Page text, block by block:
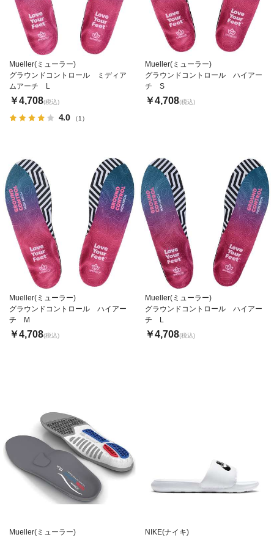
4.0 （1）
Mueller(ミューラー)
グラウンドコントロール ミディア
ムアーチ L
￥4,708(税込)
Mueller(ミューラー)
グラウンドコントロール ハイアー
チ S
￥4,708(税込)
Mueller(ミューラー)
グラウンドコントロール ハイアー
チ M
￥4,708(税込)
Mueller(ミューラー)
グラウンドコントロール ハイアー
チ L
￥4,708(税込)
Mueller(ミューラー)
NIKE(ナイキ)